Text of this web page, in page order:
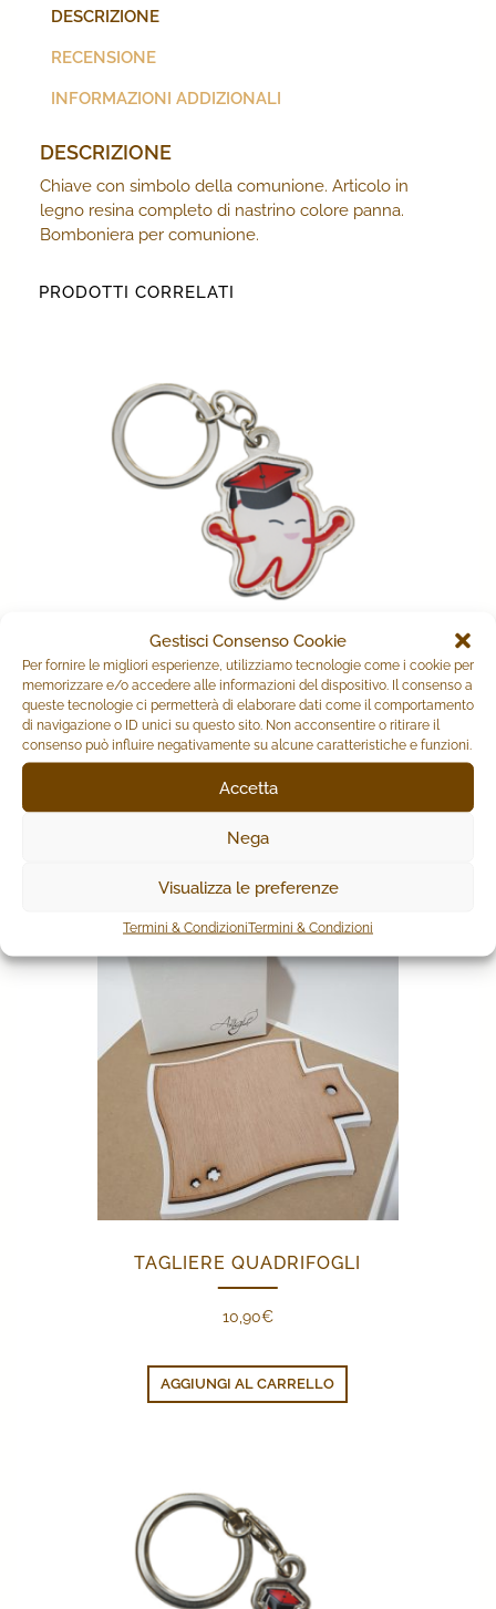
Gestisci Consenso Cookie
Per fornire le migliori esperienze, utilizziamo tecnologie come i cookie per
memorizzare e/o accedere alle informazioni del dispositivo. Il consenso a
queste tecnologie ci permetterà di elaborare dati come il comportamento
di navigazione o ID unici su questo sito. Non acconsentire o ritirare il
consenso può influire negativamente su alcune caratteristiche e funzioni.
Accetta
Nega
Visualizza le preferenze
Termini & CondizioniTermini & Condizioni
DESCRIZIONE
RECENSIONE
INFORMAZIONI ADDIZIONALI
DESCRIZIONE
Chiave con simbolo della comunione. Articolo in
legno resina completo di nastrino colore panna.
Bomboniera per comunione.
PRODOTTI CORRELATI
PORTACHIAVI
3,70€
TAGLIERE QUADRIFOGLI
10,90€
AGGIUNGI AL CARRELLO